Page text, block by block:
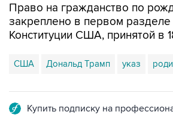
Право на гражданство по
закреплено в первом разделе
Конституции США, принятой в
США Дональд Трамп указ
Купить подписку на